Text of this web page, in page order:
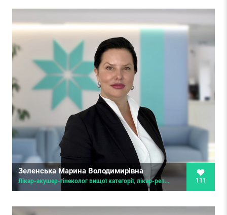
111
Зеленська Марина Володимирівна
Лікар-акушер-гінеколог вищої категорії, лікар-репродуктолог, спеціалізація з управління охороною здоров’я, клінічний онколог